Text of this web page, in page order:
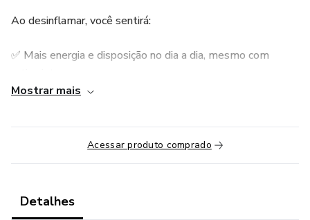
Ao desinflamar, você sentirá:
✅ Mais energia e disposição no dia a dia, mesmo com
e inchaço abdominal.
✅ Redução dos sintomas de doenças autoimunes e
Mostrar mais
Acessar produto comprado
Detalhes